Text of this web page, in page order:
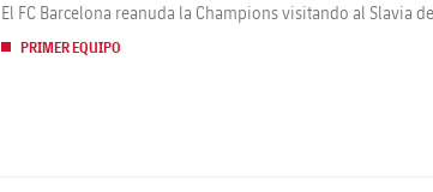
El FC Barcelona reanuda la Champions visitando al Slavia
PRIMER EQUIPO